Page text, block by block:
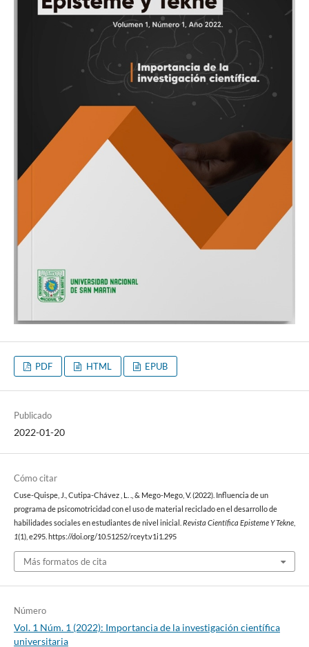
PDF HTML EPUB
Publicado
2022-01-20
Cómo citar
Cuse-Quispe, J., Cutipa-Chávez , L. ., & Mego-Mego, V. (2022). Influencia de un
programa de psicomotricidad con el uso de material reciclado en el desarrollo de
habilidades sociales en estudiantes de nivel inicial. Revista Científica Episteme Y Tekne,
1(1), e295. https://doi.org/10.51252/rceyt.v1i1.295
Más formatos de cita
Número
Vol. 1 Núm. 1 (2022): Importancia de la investigación científica
universitaria